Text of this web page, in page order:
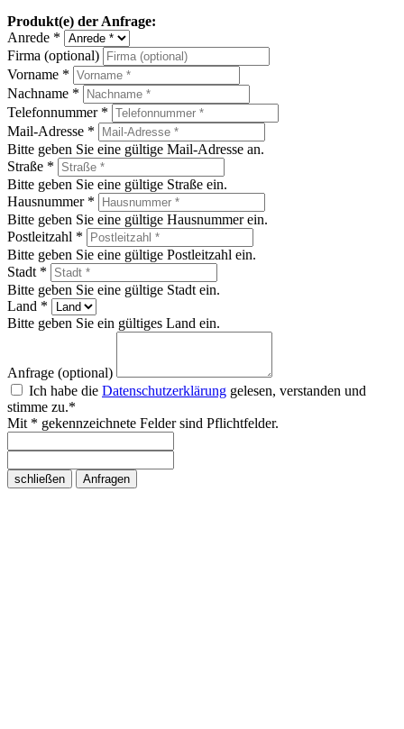
Produkt(e) der Anfrage:
Anrede *
Firma (optional)
Vorname *
Nachname *
Telefonnummer *
Mail-Adresse *
Bitte geben Sie eine gültige Mail-Adresse an.
Straße *
Bitte geben Sie eine gültige Straße ein.
Hausnummer *
Bitte geben Sie eine gültige Hausnummer ein.
Postleitzahl *
Bitte geben Sie eine gültige Postleitzahl ein.
Stadt *
Bitte geben Sie eine gültige Stadt ein.
Land *
Bitte geben Sie ein gültiges Land ein.
Anfrage (optional)
Ich habe die Datenschutzerklärung gelesen, verstanden und
stimme zu.*
Mit * gekennzeichnete Felder sind Pflichtfelder.
schließen Anfragen